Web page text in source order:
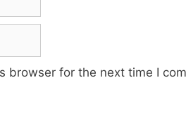
browser for the next time I